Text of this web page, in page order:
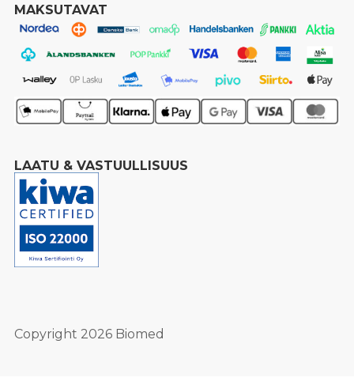
MAKSUTAVAT
LAATU & VASTUULLISUUS
Copyright 2026 Biomed